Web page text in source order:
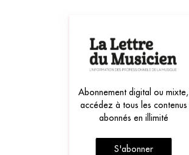
Abonnement digital ou mixte,
accédez à tous les contenus
abonnés en illimité
S'abonner